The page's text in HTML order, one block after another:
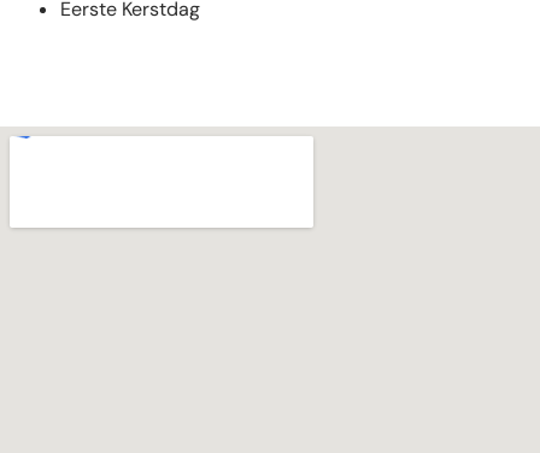
Eerste Kerstdag